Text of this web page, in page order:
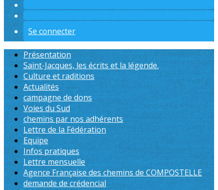
Se connecter
Présentation
Saint-Jacques, les écrits et la légende.
Culture et raditions
Actualités
campagne de dons
Voies du Sud
chemins par nos adhérents
Lettre de la Fédération
Equipe
Infos pratiques
Lettre mensuelle
Agence Française des chemins de COMPOSTELLE
demande de crédencial